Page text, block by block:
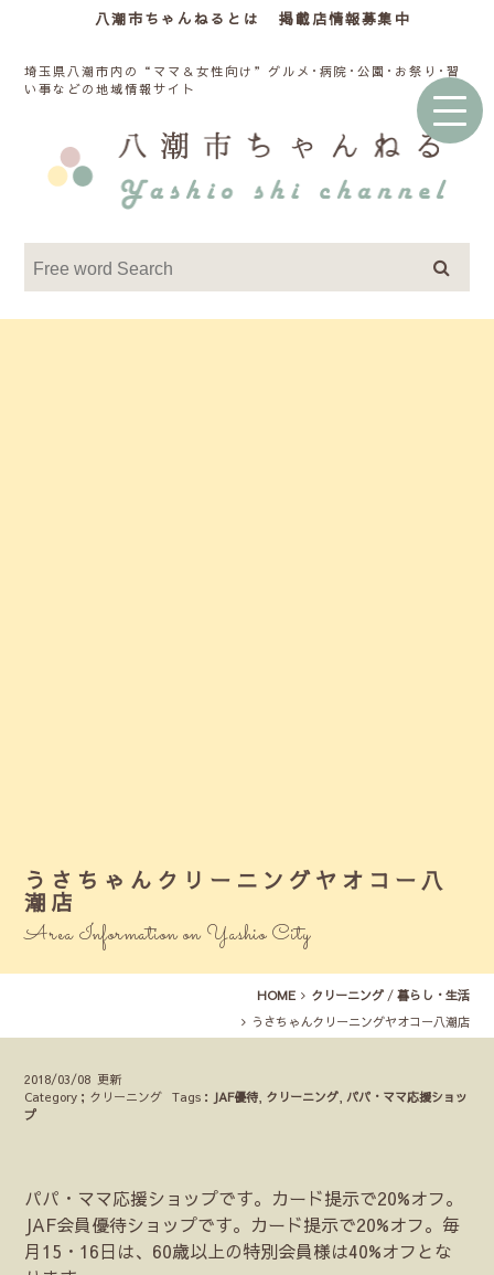
八潮市ちゃんねるとは 掲載店情報募集中
埼玉県八潮市内の“ママ＆女性向け”グルメ･病院･公園･お祭り･習
い事などの地域情報サイト
うさちゃんクリーニングヤオコー八
潮店
Area Information on Yashio City
HOME クリーニング/ 暮らし・生活
うさちゃんクリーニングヤオコー八潮店
2018/03/08 更新
Category；クリーニングTags： JAF優待 クリーニング パパ・ママ応援ショッ
プ
パパ・ママ応援ショップです。カード提示で20%オフ。
JAF会員優待ショップです。カード提示で20%オフ。毎
月15・16日は、60歳以上の特別会員様は40%オフとな